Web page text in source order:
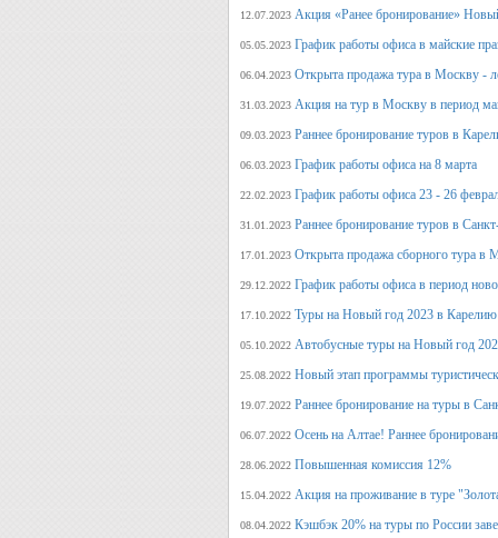
12.07.2023 Акция «Ранее бронирование»
05.05.2023 График работы офиса в майские
06.04.2023 Открыта продажа тура в Москву -
31.03.2023 Акция на тур в Москву в период
09.03.2023 Раннее бронирование туров в
06.03.2023 График работы офиса на 8 марта
22.02.2023 График работы офиса 23 - 26
31.01.2023 Раннее бронирование туров в
17.01.2023 Открыта продажа сборного тура в
29.12.2022 График работы офиса в период
17.10.2022 Туры на Новый год 2023 в Карелию
05.10.2022 Автобусные туры на Новый год
25.08.2022 Новый этап программы
19.07.2022 Раннее бронирование на туры в
06.07.2022 Осень на Алтае! Раннее
28.06.2022 Повышенная комиссия 12%
15.04.2022 Акция на проживание в туре
08.04.2022 Кэшбэк 20% на туры по России